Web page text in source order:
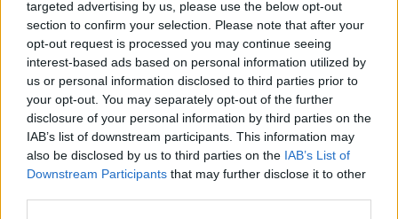
targeted advertising by us, please use the below opt-out
section to confirm your selection. Please note that after your
opt-out request is processed you may continue seeing
interest-based ads based on personal information utilized by
us or personal information disclosed to third parties prior to
your opt-out. You may separately opt-out of the further
disclosure of your personal information by third parties on the
IAB’s list of downstream participants. This information may
also be disclosed by us to third parties on the IAB’s List of
Downstream Participants that may further disclose it to other
FacebookTwitter PinterestLinkedInTumblr Telegram
PREVIOUS ARTICLE
Πρόωρες εκλογές στον Καναδά
– Θα διεξαχθούν στις 28
Απριλίου
NEXT ARTICLE
Γιατί παραμένει τόσο επίμονος
ο πληθωρισμός;
RELATEDPOSTS